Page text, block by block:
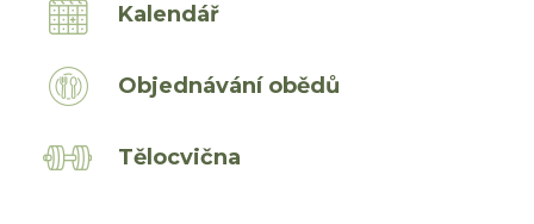
Kalendář
Objednávání obědů
Tělocvična